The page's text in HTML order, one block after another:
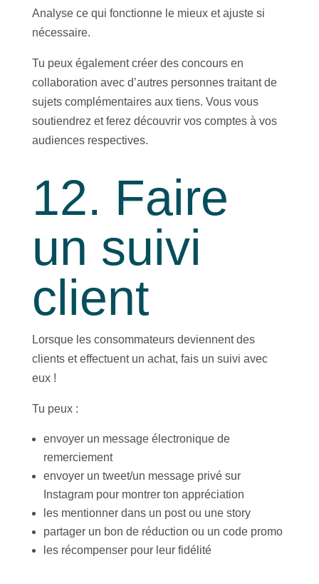
Analyse ce qui fonctionne le mieux et ajuste si
nécessaire.
Tu peux également créer des concours en
collaboration avec d’autres personnes traitant de
sujets complémentaires aux tiens. Vous vous
soutiendrez et ferez découvrir vos comptes à vos
audiences respectives.
12. Faire
un suivi
client
Lorsque les consommateurs deviennent des
clients et effectuent un achat, fais un suivi avec
eux !
Tu peux :
envoyer un message électronique de
remerciement
envoyer un tweet/un message privé sur
Instagram pour montrer ton appréciation
les mentionner dans un post ou une story
partager un bon de réduction ou un code promo
les récompenser pour leur fidélité